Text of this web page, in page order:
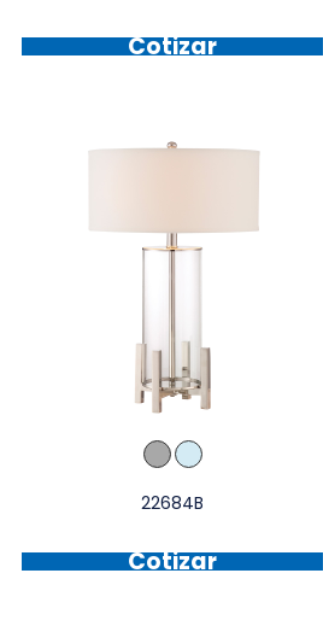
Cotizar
22684B
Cotizar